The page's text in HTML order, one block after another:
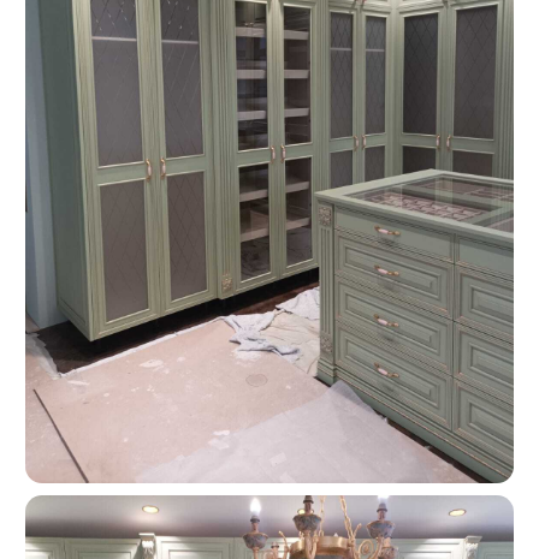
«Мебель-Королей» —
производим мебель
на заказ с 2005 года
О КОМПАНИИ
Мы — семейная компания «Мебель-Королей»!
С 2005 года производим мебель на заказ в Москве,